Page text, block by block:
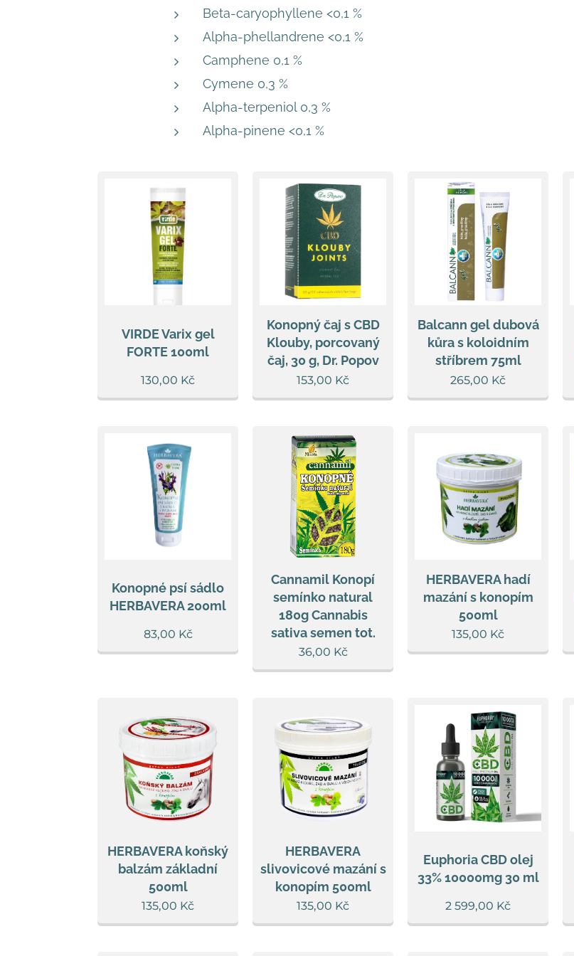
Beta-caryophyllene <0,1 %
Alpha-phellandrene <0,1 %
Camphene 0,1 %
Cymene 0,3 %
Alpha-terpeniol 0,3 %
Alpha-pinene <0,1 %
VIRDE Varix gel
FORTE 100ml
130,00 Kč
Konopný čaj s CBD
Klouby, porcovaný
čaj, 30 g, Dr. Popov
153,00 Kč
Balcann gel dubová
kůra s koloidním
stříbrem 75ml
265,00 Kč
Konopné psí sádlo
HERBAVERA 200ml
83,00 Kč
Cannamil Konopí
semínko natural
180g Cannabis
sativa semen tot.
36,00 Kč
HERBAVERA hadí
mazání s konopím
500ml
135,00 Kč
HERBAVERA koňský
balzám základní
500ml
135,00 Kč
HERBAVERA
slivovicové mazání s
konopím 500ml
135,00 Kč
Euphoria CBD olej
33% 10000mg 30 ml
2 599,00 Kč